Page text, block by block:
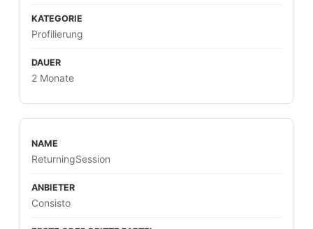
Profilierung
2 Monate
ReturningSession
Consisto